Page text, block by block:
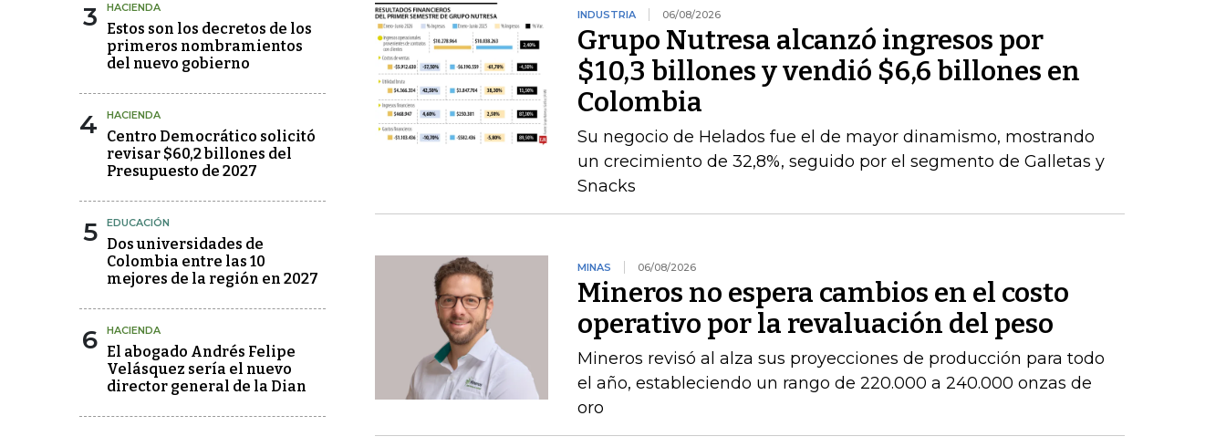
3 HACIENDA
Estos son los decretos de los
primeros nombramientos
del nuevo gobierno
4 HACIENDA
Centro Democrático solicitó
revisar $60,2 billones del
Presupuesto de 2027
5 EDUCACIÓN
Dos universidades de
Colombia entre las 10
mejores de la región en 2027
6 HACIENDA
El abogado Andrés Felipe
Velásquez sería el nuevo
director general de la Dian
INDUSTRIA 06/08/2026
Grupo Nutresa alcanzó ingresos por
$10,3 billones y vendió $6,6 billones en
Colombia
Su negocio de Helados fue el de mayor dinamismo, mostrando
un crecimiento de 32,8%, seguido por el segmento de Galletas y
Snacks
MINAS 06/08/2026
Mineros no espera cambios en el costo
operativo por la revaluación del peso
Mineros revisó al alza sus proyecciones de producción para todo
el año, estableciendo un rango de 220.000 a 240.000 onzas de
oro